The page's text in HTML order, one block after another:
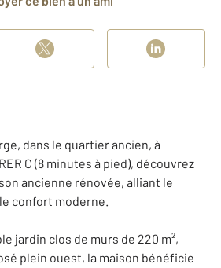
dans le quartier ancien, à
C (8 minutes à pied), découvrez
ancienne rénovée, alliant le
confort moderne.
jardin clos de murs de 220 m²,
plein ouest, la maison bénéficie